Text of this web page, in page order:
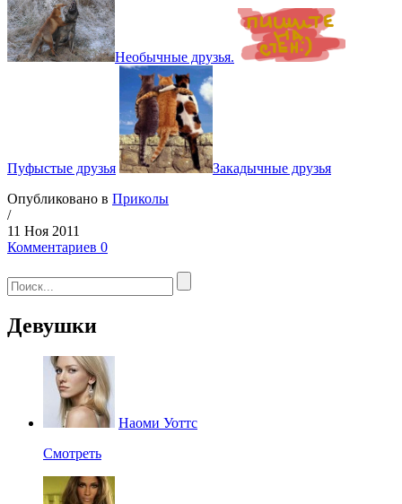
Необычные друзья.
Пуфыстые друзья
Закадычные друзья
Опубликовано в Приколы
/
11 Ноя 2011
Комментариев 0
Девушки
Наоми Уоттс
Смотреть